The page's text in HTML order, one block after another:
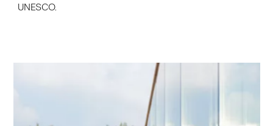
UNESCO.